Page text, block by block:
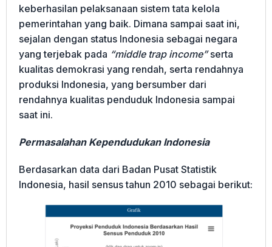
keberhasilan pelaksanaan sistem tata kelola
pemerintahan yang baik. Dimana sampai saat ini,
sejalan dengan status Indonesia sebagai negara
yang terjebak pada “middle trap income”serta
kualitas demokrasi yang rendah, serta rendahnya
produksi Indonesia, yang bersumber dari
rendahnya kualitas penduduk Indonesia sampai
saat ini.
Permasalahan Kependudukan Indonesia
Berdasarkan data dari Badan Pusat Statistik
Indonesia, hasil sensus tahun 2010 sebagai berikut: